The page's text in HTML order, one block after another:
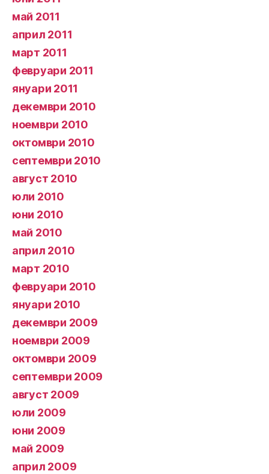
май 2011
април 2011
март 2011
февруари 2011
януари 2011
декември 2010
ноември 2010
октомври 2010
септември 2010
август 2010
юли 2010
юни 2010
май 2010
април 2010
март 2010
февруари 2010
януари 2010
декември 2009
ноември 2009
октомври 2009
септември 2009
август 2009
юли 2009
юни 2009
май 2009
април 2009